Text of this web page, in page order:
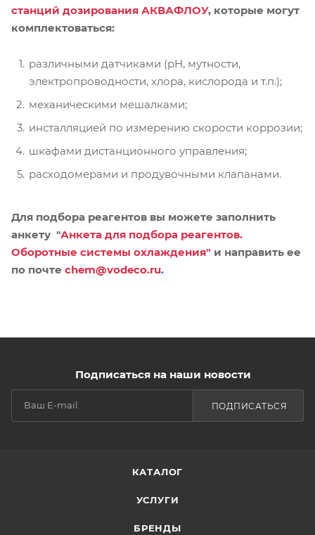
станций дозирования АКВАФЛОУ, которые могут
комплектоваться:
различными датчиками (pH, мутности,
электропроводности, хлора, кислорода и т.п.);
механическими мешалками;
инсталляцией по измерению скорости коррозии;
шкафами дистанционного управления;
расходомерами и продувочными клапанами.
Для подбора реагентов вы можете заполнить
анкету "Анкета для подбора реагентов.
Оборотные системы охлаждения" и направить ее
по почте chem@vodeco.ru.
Подписаться на наши новости
ПОДПИСАТЬСЯ
КАТАЛОГ
УСЛУГИ
БРЕНДЫ